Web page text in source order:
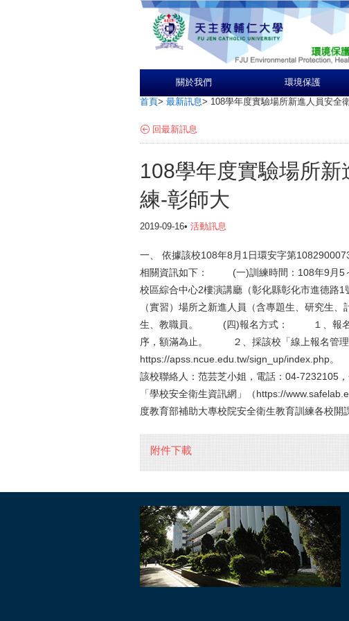
關於我們 環境保護
首頁> 最新訊息> 108學年度實驗場所新進人員安全
回最新訊息
108學年度實驗場所新
練-彰師大
2019-09-16• 活動訊息
一、 依據該校108年8月1日環安字第
相關資訊如下： (一)訓練時間：108年9月
校區綜合中心2樓演講廳（彰化縣彰化市進德
（實習）場所之新進人員（含專題生、研究生
生、教職員。 (四)報名方式： １、報名日
序，額滿為止。 ２、採該校「線上報名管理
https://apss.ncue.edu.tw/sign_up/index.php
該校聯絡人：范芸芝小姐，電話：04-
「學校安全衛生資訊網」（https://
度教育部補助大專校院安全衛生教育訓練各校開
附件下載